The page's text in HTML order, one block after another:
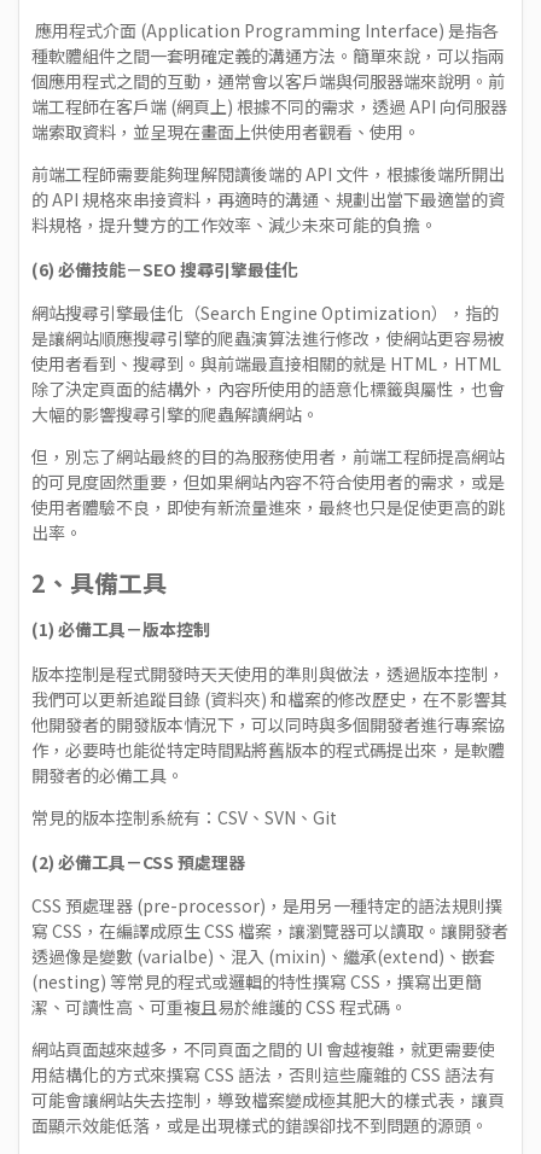
‍‍ 應用程式介面 (Application Programming Interface) 是指各
種軟體組件之間一套明確定義的溝通方法。簡單來說，可以指兩
個應用程式之間的互動，通常會以客戶端與伺服器端來說明。前
端工程師在客戶端 (網頁上) 根據不同的需求，透過 API 向伺服器
端索取資料，並呈現在畫面上供使用者觀看、使用。
前端工程師需要能夠理解閱讀後端的 API 文件，根據後端所開出
的 API 規格來串接資料，再適時的溝通、規劃出當下最適當的資
料規格，提升雙方的工作效率、減少未來可能的負擔。
(6) 必備技能－SEO 搜尋引擎最佳化
網站搜尋引擎最佳化（Search Engine Optimization），指的
是讓網站順應搜尋引擎的爬蟲演算法進行修改，使網站更容易被
使用者看到、搜尋到。與前端最直接相關的就是 HTML，HTML
除了決定頁面的結構外，內容所使用的語意化標籤與屬性，也會
大幅的影響搜尋引擎的爬蟲解讀網站。
但，別忘了網站最終的目的為服務使用者，前端工程師提高網站
的可見度固然重要，但如果網站內容不符合使用者的需求，或是
使用者體驗不良，即使有新流量進來，最終也只是促使更高的跳
出率。
2、具備工具
(1) 必備工具－版本控制
版本控制是程式開發時天天使用的準則與做法，透過版本控制，
我們可以更新追蹤目錄 (資料夾) 和檔案的修改歷史，在不影響其
他開發者的開發版本情況下，可以同時與多個開發者進行專案協
作，必要時也能從特定時間點將舊版本的程式碼提出來，是軟體
開發者的必備工具。
常見的版本控制系統有：CSV、SVN、Git
(2) 必備工具－CSS 預處理器
CSS 預處理器 (pre-processor)，是用另一種特定的語法規則撰
寫 CSS，在編譯成原生 CSS 檔案，讓瀏覽器可以讀取。讓開發者
透過像是變數 (varialbe)、混入 (mixin)、繼承(extend)、嵌套
(nesting) 等常見的程式或邏輯的特性撰寫 CSS，撰寫出更簡
潔、可讀性高、可重複且易於維護的 CSS 程式碼。
網站頁面越來越多，不同頁面之間的 UI 會越複雜，就更需要使
用結構化的方式來撰寫 CSS 語法，否則這些龐雜的 CSS 語法有
可能會讓網站失去控制，導致檔案變成極其肥大的樣式表，讓頁
面顯示效能低落，或是出現樣式的錯誤卻找不到問題的源頭。